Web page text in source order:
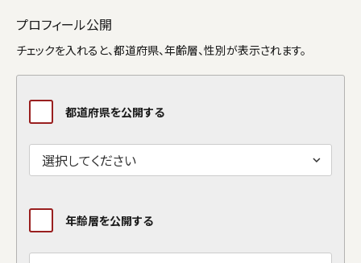
プロフィール公開
チェックを入れると、都道府県、年齢層、性別が表示されます。
都道府県を公開する
年齢層を公開する